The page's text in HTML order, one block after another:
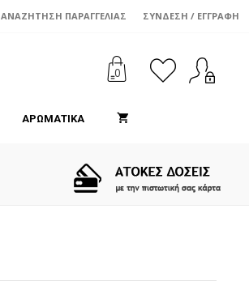
ΑΝΑΖΉΤΗΣΗ ΠΑΡΑΓΓΕΛΊΑΣ ΣΎΝΔΕΣΗ / ΕΓΓΡΑΦΉ
0
ΑΡΩΜΑΤΙΚΑ